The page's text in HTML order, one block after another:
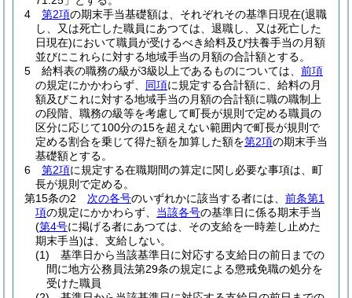
4
第2項の期末手当基礎額は、それぞれその基準日現在(退職
し、又は死亡した職員にあつては、退職し、又は死亡した
日現在)において職員が受けるべき給料及び扶養手当の月額
並びにこれらに対する地域手当の月額の合計額とする。
5
給料表の職務の級が3級以上であるものについては、 前項
の規定にかかわらず、 同項に規定する合計額に、給料の月
額及びこれに対する地域手当の月額の合計額に職の職制上
の段階、職務の級等を考慮して町長が規則で定める職員の
区分に応じて100分の15を超えない範囲内で町長が規則で
定める割合を乗じて得た額を加算した額を第2項の期末手当
基礎額とする。
6
第2項に規定する在職期間の算定に関し必要な事項は、町
長が規則で定める。
第15条の2
次の各号のいずれかに該当する者には、 前条第1
項の規定にかかわらず、 当該各号の基準日に係る期末手当
(第4号に掲げる者にあつては、その支給を一時差し止めた
期末手当)は、支給しない。
(1)
基準日から当該基準日に対応する支給日の前日までの
間に地方公務員法第29条の規定による懲戒免職の処分を
受けた職員